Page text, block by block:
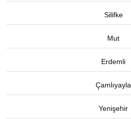
Silifke
Mut
Erdemli
Çamlıyayla
Yenişehir